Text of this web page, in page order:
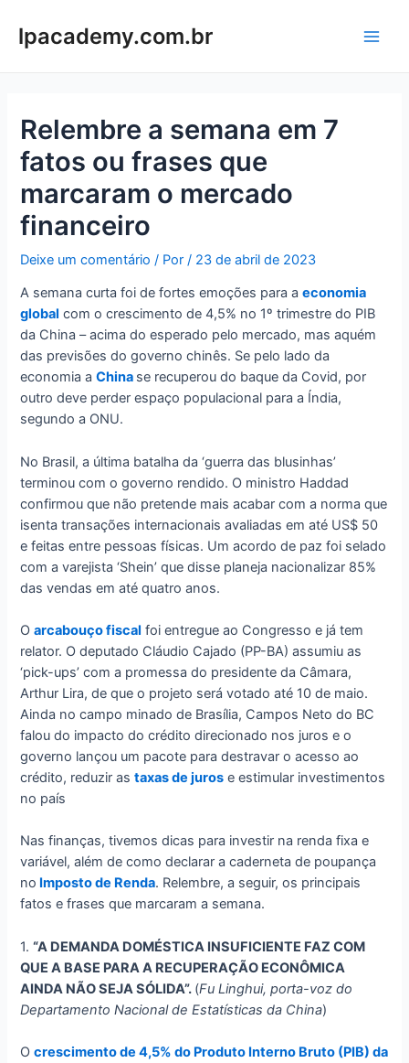
paralpacademy.com.br
Relembre a semana em 7
fatos ou frases que
marcaram o mercado
financeiro
Deixe um comentário / Por/ 23 de abril de 2023
A semana curta foi de fortes emoções para aeconomia
global com o crescimento de 4,5% no 1º trimestre do PIB
da China – acima do esperado pelo mercado, mas aquém
das previsões do governo chinês. Se pelo lado da
economia aChina se recuperou do baque da Covid, por
outro deve perder espaço populacional para a Índia,
segundo a ONU.
No Brasil, a última batalha da ‘guerra das blusinhas’
terminou com o governo rendido. O ministro Haddad
confirmou que não pretende mais acabar com a norma que
isenta transações internacionais avaliadas em até US$ 50
e feitas entre pessoas físicas. Um acordo de paz foi selado
com a varejista ‘Shein’ que disse planeja nacionalizar 85%
das vendas em até quatro anos.
Oarcabouço fiscal foi entregue ao Congresso e já tem
relator. O deputado Cláudio Cajado (PP-BA) assumiu as
‘pick-ups’ com a promessa do presidente da Câmara,
Arthur Lira, de que o projeto será votado até 10 de maio.
Ainda no campo minado de Brasília, Campos Neto do BC
falou do impacto do crédito direcionado nos juros e o
governo lançou um pacote para destravar o acesso ao
crédito, reduzir astaxas de juros e estimular investimentos
no país
Nas finanças, tivemos dicas para investir na renda fixa e
variável, além de como declarar a caderneta de poupança
no Imposto de Renda. Relembre, a seguir, os principais
fatos e frases que marcaram a semana.
1.“A DEMANDA DOMÉSTICA INSUFICIENTE FAZ COM
QUE A BASE PARA A RECUPERAÇÃO ECONÔMICA
AINDA NÃO SEJA SÓLIDA”. (Fu Linghui, porta-voz do
Departamento Nacional de Estatísticas da China)
Ocrescimento de 4,5% do Produto Interno Bruto (PIB) da